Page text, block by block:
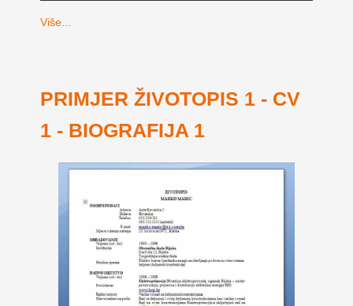
Više...
PRIMJER ŽIVOTOPIS 1 - CV
1 - BIOGRAFIJA 1